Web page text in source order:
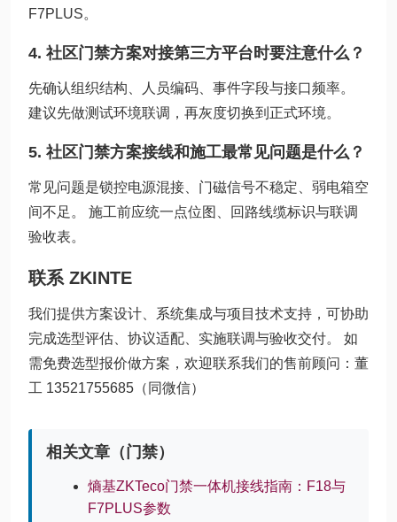
F7PLUS。
4. 社区门禁方案对接第三方平台时要注意什么？
先确认组织结构、人员编码、事件字段与接口频率。
建议先做测试环境联调，再灰度切换到正式环境。
5. 社区门禁方案接线和施工最常见问题是什么？
常见问题是锁控电源混接、门磁信号不稳定、弱电箱空
间不足。 施工前应统一点位图、回路线缆标识与联调
验收表。
联系 ZKINTE
我们提供方案设计、系统集成与项目技术支持，可协助
完成选型评估、协议适配、实施联调与验收交付。 如
需免费选型报价做方案，欢迎联系我们的售前顾问：董
工 13521755685（同微信）
相关文章（门禁）
熵基ZKTeco门禁一体机接线指南：F18与
F7PLUS参数